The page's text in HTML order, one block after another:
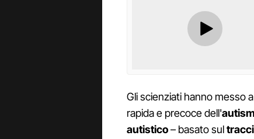
Gli scienziati hanno messo
rapida e precoce dell'
autistico– basato sul